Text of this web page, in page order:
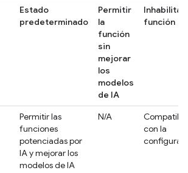
Estado
predeterminado
Permitir
la
función
sin
mejorar
los
modelos
de IA
Inhabilitar
función
Permitir las
funciones
potenciadas por
IA y mejorar los
modelos de IA
N/A
Compatible
con la